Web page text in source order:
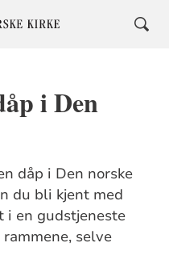
i Den
dåp i Den norske
du bli kjent med
i en gudstjeneste
selve